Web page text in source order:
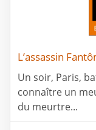
L’assassin
Un soir, Paris,
connaître un
du meurtre...